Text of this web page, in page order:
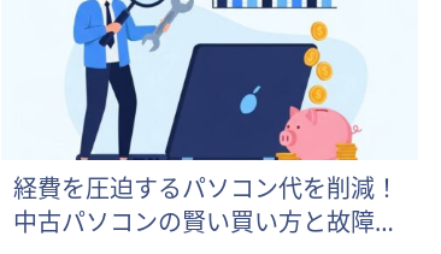
経費を圧迫するパソコン代を削減！
中古パソコンの賢い買い方と故障対